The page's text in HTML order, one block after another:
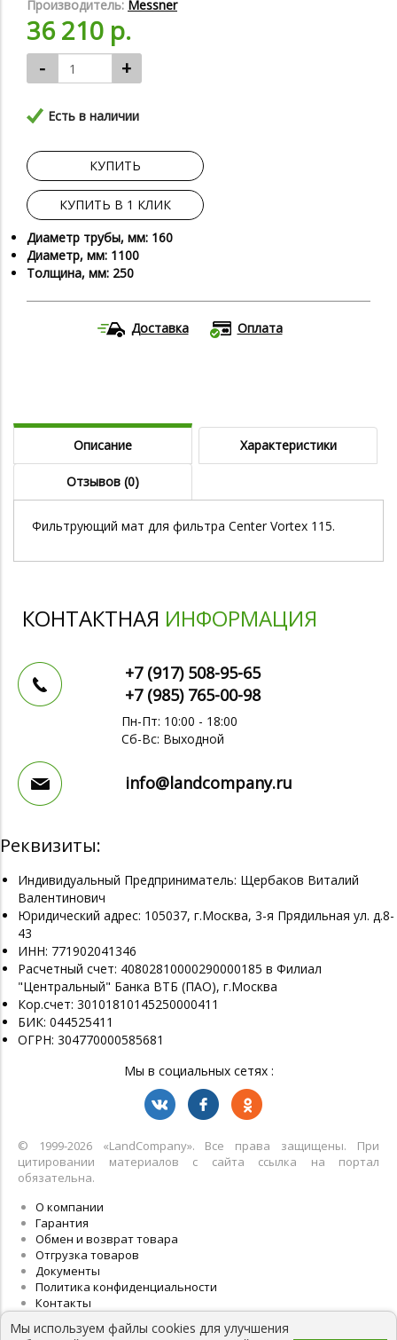
Производитель: Messner
36 210 р.
- +
Есть в наличии
КУПИТЬ
КУПИТЬ В 1 КЛИК
Диаметр трубы, мм: 160
Диаметр, мм: 1100
Толщина, мм: 250
Доставка Оплата
Описание Характеристики
Отзывов (0)
Фильтрующий мат для фильтра Center Vortex 115.
Мы используем файлы cookies для улучшения
КОНТАКТНАЯ ИНФОРМАЦИЯ
+7 (917) 508-95-65
+7 (985) 765-00-98
Пн-Пт: 10:00 - 18:00
Сб-Вс: Выходной
info@landcompany.ru
Реквизиты:
Индивидуальный Предприниматель: Щербаков Виталий
Валентинович
Юридический адрес: 105037, г.Москва, 3-я Прядильная ул. д.8-
43
ИНН: 771902041346
Расчетный счет: 40802810000290000185 в Филиал
"Центральный" Банка ВТБ (ПАО), г.Москва
Кор.счет: 30101810145250000411
БИК: 044525411
ОГРН: 304770000585681
Мы в социальных сетях :
© 1999-2026 «LandСompany». Все права защищены. При
цитировании материалов с сайта ссылка на портал
обязательна.
О компании
Гарантия
Обмен и возврат товара
Отгрузка товаров
Документы
Политика конфиденциальности
Контакты